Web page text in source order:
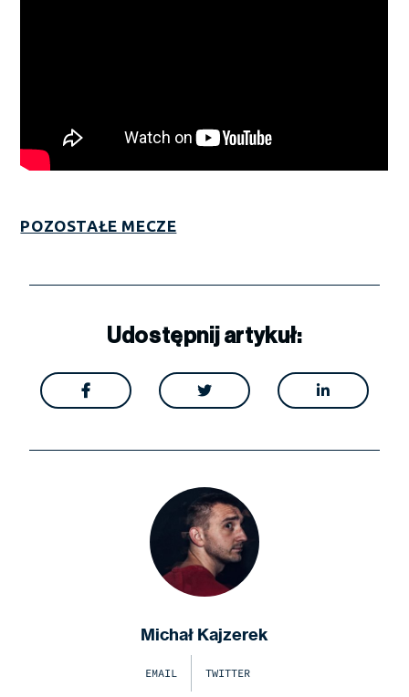
POZOSTAŁE MECZE
Udostępnij artykuł:
  
Michał Kajzerek
EMAIL TWITTER